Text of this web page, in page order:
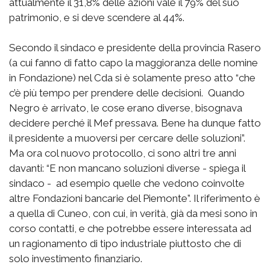
patrimonio, e si deve scendere al 44%.
Secondo il sindaco e presidente della provincia Rasero
(a cui fanno di fatto capo la maggioranza delle nomine
in Fondazione) nel Cda si è solamente preso atto “che
c’è più tempo per prendere delle decisioni. Quando
Negro è arrivato, le cose erano diverse, bisognava
decidere perché il Mef pressava. Bene ha dunque fatto
il presidente a muoversi per cercare delle soluzioni”.
Ma ora col nuovo protocollo, ci sono altri tre anni
davanti: “E non mancano soluzioni diverse - spiega il
sindaco - ad esempio quelle che vedono coinvolte
altre Fondazioni bancarie del Piemonte”. Il riferimento è
a quella di Cuneo, con cui, in verità, già da mesi sono in
corso contatti, e che potrebbe essere interessata ad
un ragionamento di tipo industriale piuttosto che di
solo investimento finanziario.